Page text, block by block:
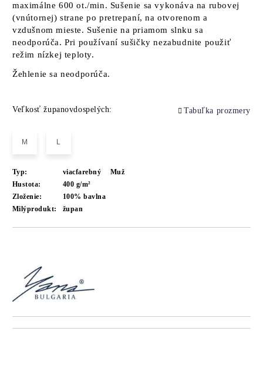
maximálne 600 ot./min. Sušenie sa vykonáva na rubovej
(vnútornej) strane po pretrepaní, na otvorenom a
vzdušnom mieste. Sušenie na priamom slnku sa
neodporúča. Pri používaní sušičky nezabudnite použiť
režim nízkej teploty.
Žehlenie sa neodporúča.
Veľkosť županovdospelých: Tabuľka prozmery
M L
Typ: viacfarebný
Muž
Hustota:
400 g/m²
Zloženie:
100% bavlna
Milýprodukt:
župan